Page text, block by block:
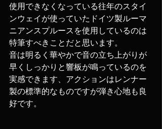
使用できなくなっている往年のスタイ
ンウェイが使っていたドイツ製ルーマ
ニアンスプルースを使用しているのは
特筆すべきことだと思います。
音は明るく華やかで音の立ち上がりが
早くしっかりと響板が鳴っているのを
実感できます、アクションはレンナー
製の標準的なものですが弾き心地も良
好です。